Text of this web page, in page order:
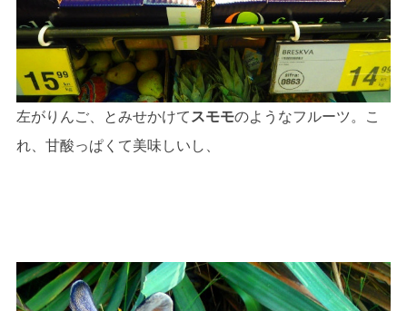
左がりんご、とみせかけて スモモのようなフルーツ。こ
れ、甘酸っぱくて美味しいし、